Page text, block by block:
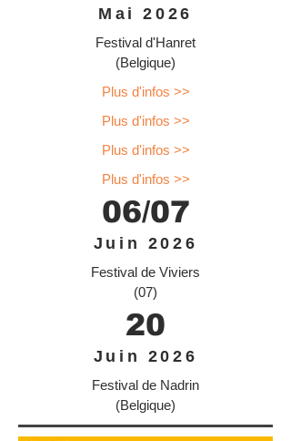
Mai 2026
Festival d'Hanret
(Belgique)
Plus d'infos >>
Plus d'infos >>
Plus d'infos >>
Plus d'infos >>
06/07
Juin 2026
Festival de Viviers
(07)
20
Juin 2026
Festival de Nadrin
(Belgique)